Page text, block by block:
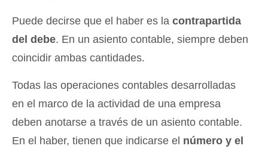
Puede decirse que el haber es la contrapartida
del debe. En un asiento contable, siempre deben
coincidir ambas cantidades.
Todas las operaciones contables desarrolladas
en el marco de la actividad de una empresa
deben anotarse a través de un asiento contable.
En el haber, tienen que indicarse el número y el